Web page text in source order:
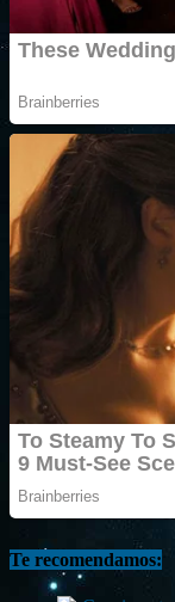
Te recomendamos: